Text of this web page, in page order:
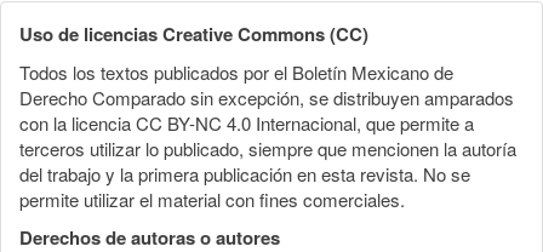
Uso de licencias Creative Commons (CC)
Todos los textos publicados por el Boletín Mexicano de
Derecho Comparado sin excepción, se distribuyen amparados
con la licencia CC BY-NC 4.0 Internacional, que permite a
terceros utilizar lo publicado, siempre que mencionen la autoría
del trabajo y la primera publicación en esta revista. No se
permite utilizar el material con fines comerciales.
Derechos de autoras o autores